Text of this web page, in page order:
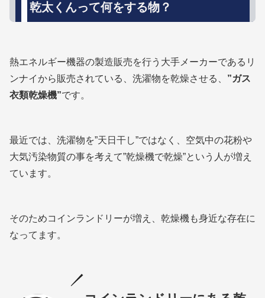
乾太くんって何をする物？
熱エネルギー機器の製造販売を行う大手メーカーであるリ
ンナイから販売されている、洗濯物を乾燥させる、 ”ガス
衣類乾燥機”です。
最近では、洗濯物を”天日干し”ではなく、空気中の花粉や
大気汚染物質の事を考えて”乾燥機で乾燥”という人が増え
ています。
そのためコインランドリーが増え、乾燥機も身近な存在に
なってます。